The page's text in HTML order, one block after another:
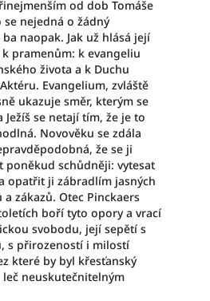
od dob Tomáše
nejedná o žádný
naopak. Jak už hlásá její
pramenům: k evangeliu
života a k Duchu
Evangelium, zvláště
ukazuje směr, kterým se
Ježíš se netají tím, že je to
Novověku se zdála
že se ji
poněkud schůdněji: vytesat
opatřit ji zábradlím jasných
zákazů. Otec Pinckaers
boří tyto opory a vrací
svobodu, její sepětí s
s přirozeností i milostí
které by byl křesťanský
neuskutečnitelným